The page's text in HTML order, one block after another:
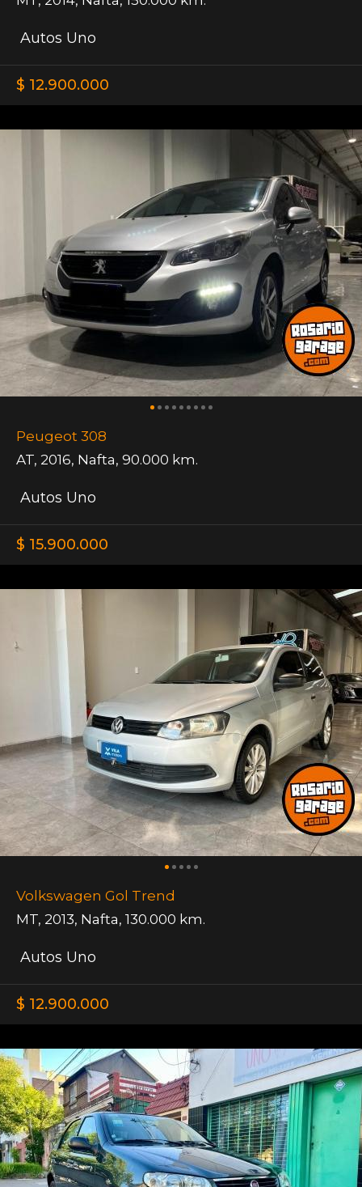
Autos Uno
$ 12.900.000
Peugeot 308
AT, 2016, Nafta, 90.000 km.
Autos Uno
$ 15.900.000
Volkswagen Gol Trend
MT, 2013, Nafta, 130.000 km.
Autos Uno
$ 12.900.000